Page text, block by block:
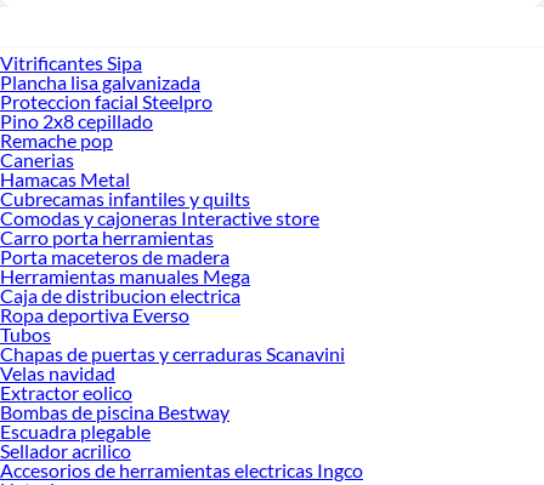
Vitrificantes Sipa
Plancha lisa galvanizada
Proteccion facial Steelpro
Pino 2x8 cepillado
Remache pop
Canerias
Hamacas Metal
Cubrecamas infantiles y quilts
Comodas y cajoneras Interactive store
Carro porta herramientas
Porta maceteros de madera
Herramientas manuales Mega
Caja de distribucion electrica
Ropa deportiva Everso
Tubos
Chapas de puertas y cerraduras Scanavini
Velas navidad
Extractor eolico
Bombas de piscina Bestway
Escuadra plegable
Sellador acrilico
Accesorios de herramientas electricas Ingco